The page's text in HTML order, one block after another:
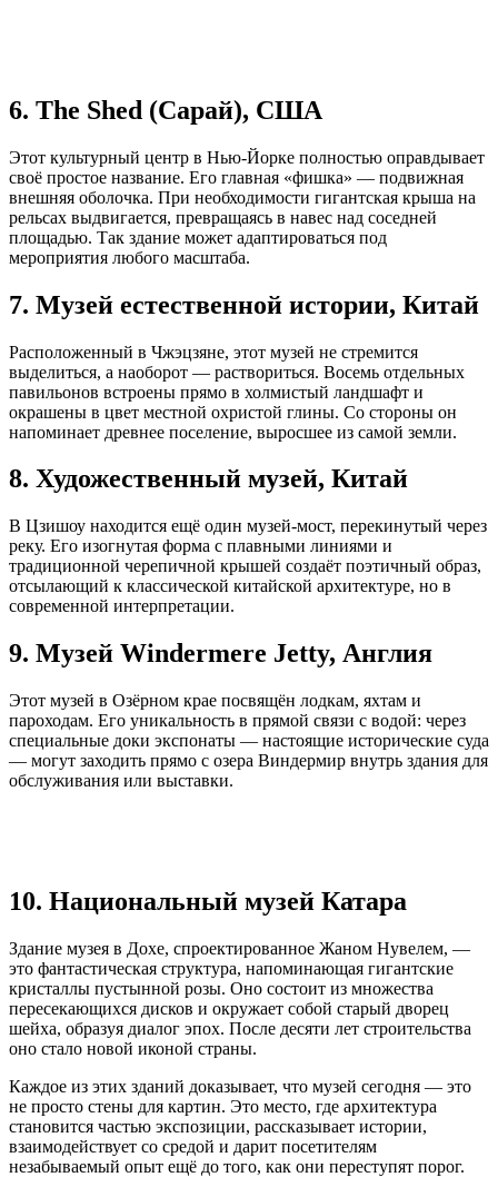
6. The Shed (Сарай), США
Этот культурный центр в Нью-Йорке полностью оправдывает
своё простое название. Его главная «фишка» — подвижная
внешняя оболочка. При необходимости гигантская крыша на
рельсах выдвигается, превращаясь в навес над соседней
площадью. Так здание может адаптироваться под
мероприятия любого масштаба.
7. Музей естественной истории, Китай
Расположенный в Чжэцзяне, этот музей не стремится
выделиться, а наоборот — раствориться. Восемь отдельных
павильонов встроены прямо в холмистый ландшафт и
окрашены в цвет местной охристой глины. Со стороны он
напоминает древнее поселение, выросшее из самой земли.
8. Художественный музей, Китай
В Цзишоу находится ещё один музей-мост, перекинутый через
реку. Его изогнутая форма с плавными линиями и
традиционной черепичной крышей создаёт поэтичный образ,
отсылающий к классической китайской архитектуре, но в
современной интерпретации.
9. Музей Windermere Jetty, Англия
Этот музей в Озёрном крае посвящён лодкам, яхтам и
пароходам. Его уникальность в прямой связи с водой: через
специальные доки экспонаты — настоящие исторические суда
— могут заходить прямо с озера Виндермир внутрь здания для
обслуживания или выставки.
10. Национальный музей Катара
Здание музея в Дохе, спроектированное Жаном Нувелем, —
это фантастическая структура, напоминающая гигантские
кристаллы пустынной розы. Оно состоит из множества
пересекающихся дисков и окружает собой старый дворец
шейха, образуя диалог эпох. После десяти лет строительства
оно стало новой иконой страны.
Каждое из этих зданий доказывает, что музей сегодня — это
не просто стены для картин. Это место, где архитектура
становится частью экспозиции, рассказывает истории,
взаимодействует со средой и дарит посетителям
незабываемый опыт ещё до того, как они переступят порог.